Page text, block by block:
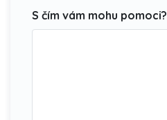
S čím vám mohu pomoci?